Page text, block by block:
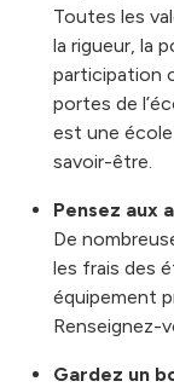
Toutes les
la rigueur, la
participation
portes de
est une
savoir-être.
Pensez aux
De
les frais des
équipement
Renseignez-
Gardez un